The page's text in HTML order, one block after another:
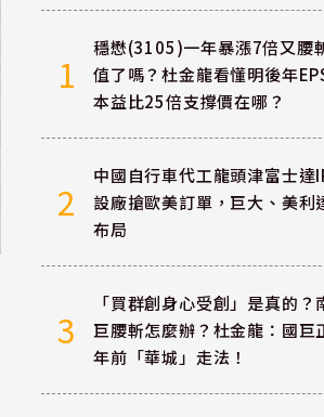
1
穩懋(3105)一年暴漲7倍又腰
值了嗎？杜金龍看懂明後年
本益比25倍支撐價在哪？
2
中國自行車代工龍頭津富士
設廠搶歐美訂單，巨大、美利
布局
3
「買群創身心受創」是真的？
巨腰斬怎麼辦？杜金龍：國巨
年前「華城」走法！